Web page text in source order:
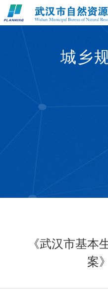
城乡
《武汉市基本
案